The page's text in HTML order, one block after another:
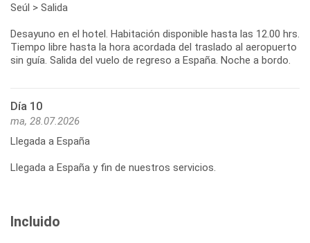
Seúl > Salida
Desayuno en el hotel. Habitación disponible hasta las 12.00 hrs.
Tiempo libre hasta la hora acordada del traslado al aeropuerto
sin guía. Salida del vuelo de regreso a España. Noche a bordo.
Día 10
ma, 28.07.2026
Llegada a España
Llegada a España y fin de nuestros servicios.
Incluido